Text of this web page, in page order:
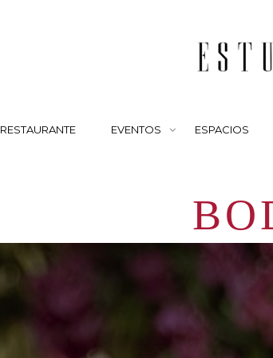
RESTAURANTE EVENTOS ESPACIOS